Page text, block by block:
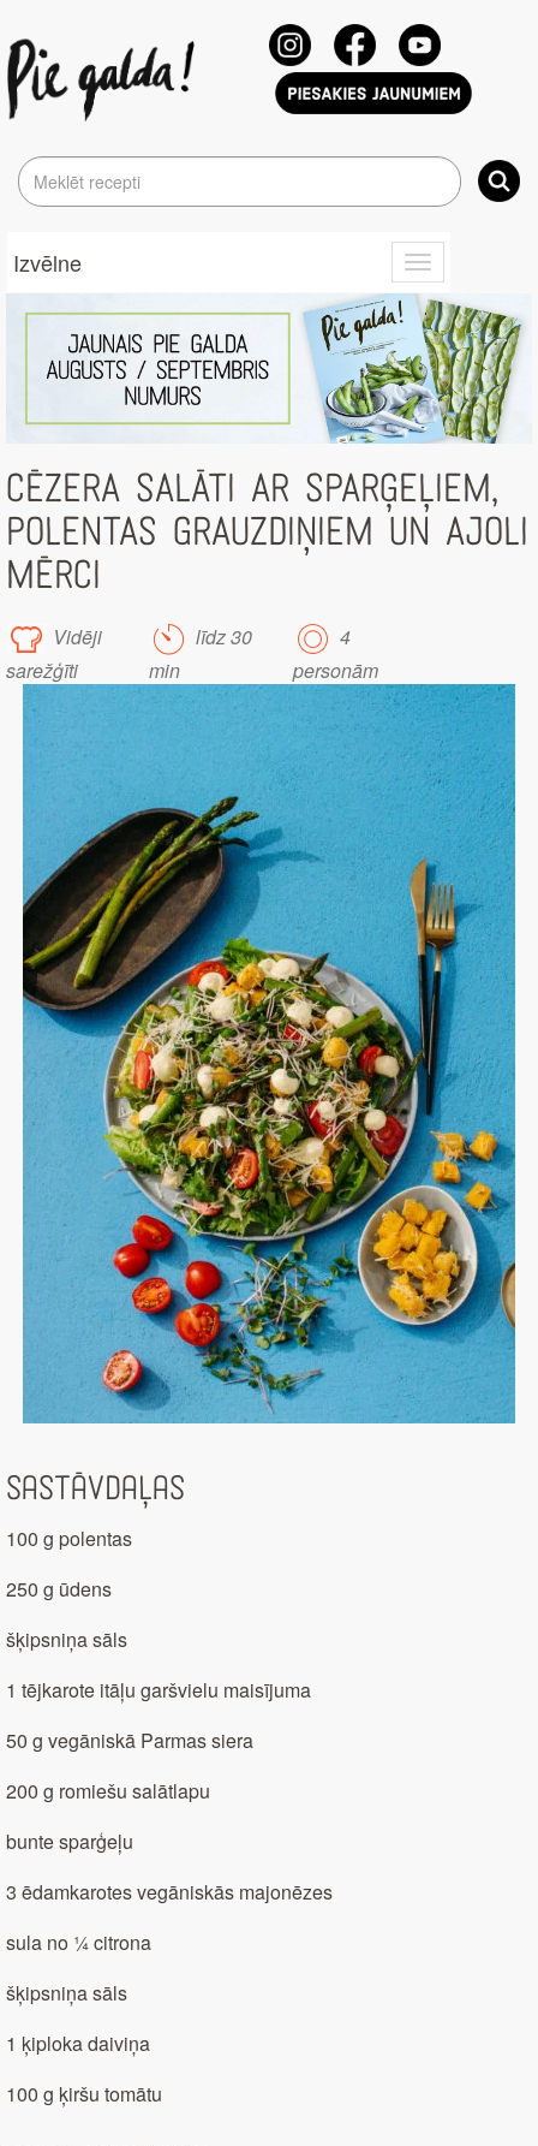
Toggle
navigation
Izvēlne
CĒZERA SALĀTI AR SPARĢEĻIEM,
POLENTAS GRAUZDIŅIEM UN AJOLI
MĒRCI
Vidēji
sarežģīti
līdz 30
min
4
personām
Sastāvdaļas
100 g polentas
250 g ūdens
šķipsniņa sāls
1 tējkarote itāļu garšvielu maisījuma
50 g vegāniskā Parmas siera
200 g romiešu salātlapu
bunte sparģeļu
3 ēdamkarotes vegāniskās majonēzes
sula no ¼ citrona
šķipsniņa sāls
1 ķiploka daiviņa
100 g ķiršu tomātu